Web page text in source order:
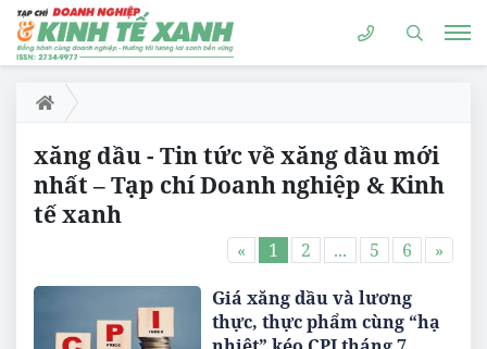
xăng dầu - Tin tức về xăng dầu mới
nhất – Tạp chí Doanh nghiệp & Kinh
tế xanh
« 1 2 ... 5 6 »
Giá xăng dầu và lương
thực, thực phẩm cùng “hạ